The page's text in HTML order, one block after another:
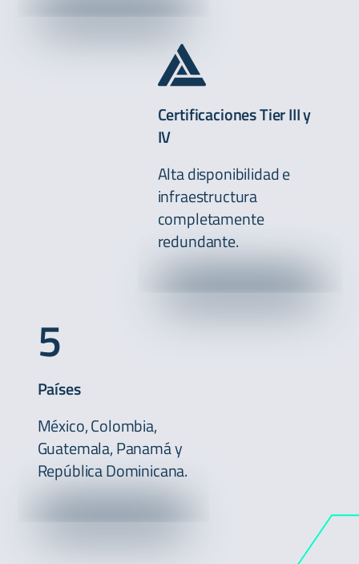
Certificaciones Tier III y
IV
Alta disponibilidad e
infraestructura
completamente
redundante.
5
Países
México, Colombia,
Guatemala, Panamá y
República Dominicana.